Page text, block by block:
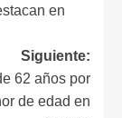
en
Siguiente:
62 años por
de edad en